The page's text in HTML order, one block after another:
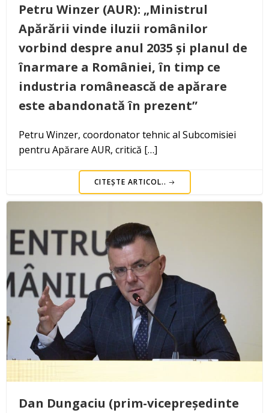
Petru Winzer (AUR): „Ministrul
Apărării vinde iluzii românilor
vorbind despre anul 2035 și planul de
înarmare a României, în timp ce
industria românească de apărare
este abandonată în prezent”
Petru Winzer, coordonator tehnic al Subcomisiei
pentru Apărare AUR, critică […]
CITEȘTE ARTICOL..
Dan Dungaciu (prim-vicepreședinte